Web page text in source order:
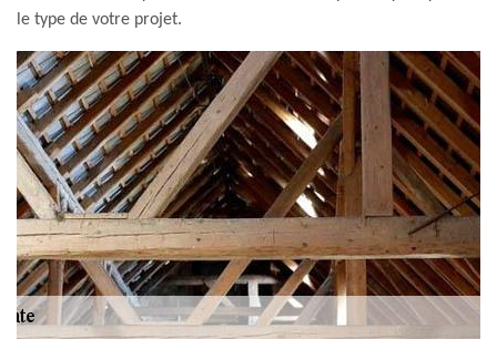
le type de votre projet.